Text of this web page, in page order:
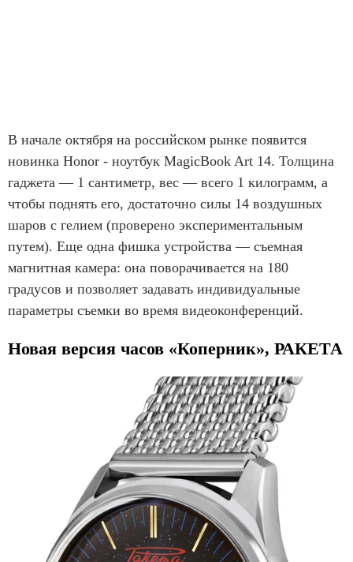
В начале октября на российском рынке появится
новинка Honor - ноутбук MagicBook Art 14. Толщина
гаджета — 1 сантиметр, вес — всего 1 килограмм, а
чтобы поднять его, достаточно силы 14 воздушных
шаров с гелием (проверено экспериментальным
путем). Еще одна фишка устройства — съемная
магнитная камера: она поворачивается на 180
градусов и позволяет задавать индивидуальные
параметры съемки во время видеоконференций.
Новая версия часов «Коперник», РАКЕТА